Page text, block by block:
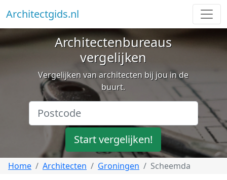
Architectgids.nl
Architectenbureaus
vergelijken
Vergelijken van architecten bij jou in de
buurt.
Start vergelijken!
Home Architecten Groningen Scheemda